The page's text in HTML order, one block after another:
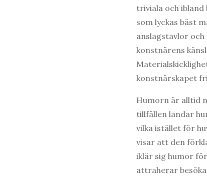
triviala och ibland
som lyckas bäst
anslagstavlor
konstnärens
konstnärskapet
Humorn är alltid
tillfällen landar
vilka istället för
visar att den
iklär sig humor
attraherar